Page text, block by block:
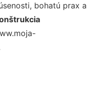
bohatú prax a